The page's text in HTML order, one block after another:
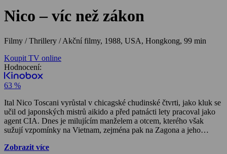
Nico – víc než zákon
Filmy / Thrillery / Akční filmy, 1988, USA, Hongkong, 99 min
Koupit TV online
Hodnocení:
63 %
Ital Nico Toscani vyrůstal v chicagské chudinské čtvrti, jako kluk se
učil od japonských mistrů aikido a před patnácti lety pracoval jako
agent CIA. Dnes je milujícím manželem a otcem, kterého však
sužují vzpomínky na Vietnam, zejména pak na Zagona a jeho
se však nečekaně vrací, aby jej postavila před ten nejnebezpečnější
Zobrazit více